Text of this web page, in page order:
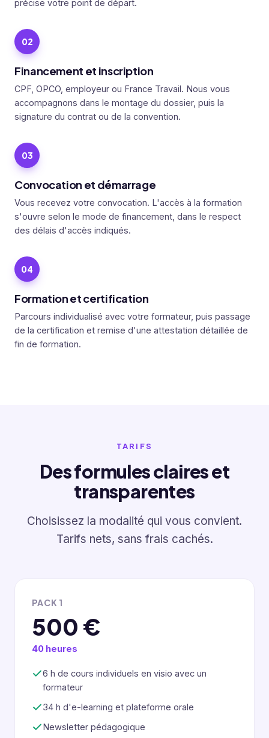
précise votre point de départ.
Financement et inscription
CPF, OPCO, employeur ou France Travail. Nous vous
accompagnons dans le montage du dossier, puis la
signature du contrat ou de la convention.
Convocation et démarrage
Vous recevez votre convocation. L'accès à la formation
s'ouvre selon le mode de financement, dans le respect
des délais d'accès indiqués.
Formation et certification
Parcours individualisé avec votre formateur, puis passage
de la certification et remise d'une attestation détaillée de
fin de formation.
TARIFS
Des formules claires et
transparentes
Choisissez la modalité qui vous convient.
Tarifs nets, sans frais cachés.
PACK 1
500 €
40 heures
6 h de cours individuels en visio avec un
formateur
34 h d'e-learning et plateforme orale
Newsletter pédagogique